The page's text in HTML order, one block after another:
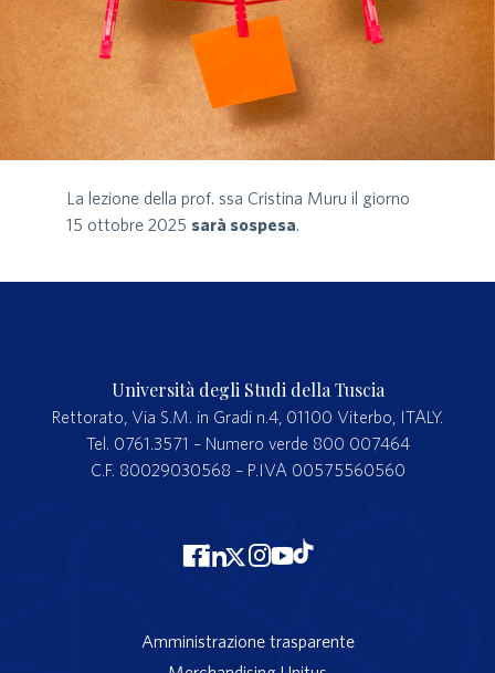
La lezione della prof. ssa Cristina Muru il giorno
15 ottobre 2025 sarà sospesa.
Università degli Studi della Tuscia
Rettorato, Via S.M. in Gradi n.4, 01100 Viterbo, ITALY.
Tel. 0761.3571 – Numero verde 800 007464
C.F. 80029030568 – P.IVA 00575560560
Amministrazione trasparente